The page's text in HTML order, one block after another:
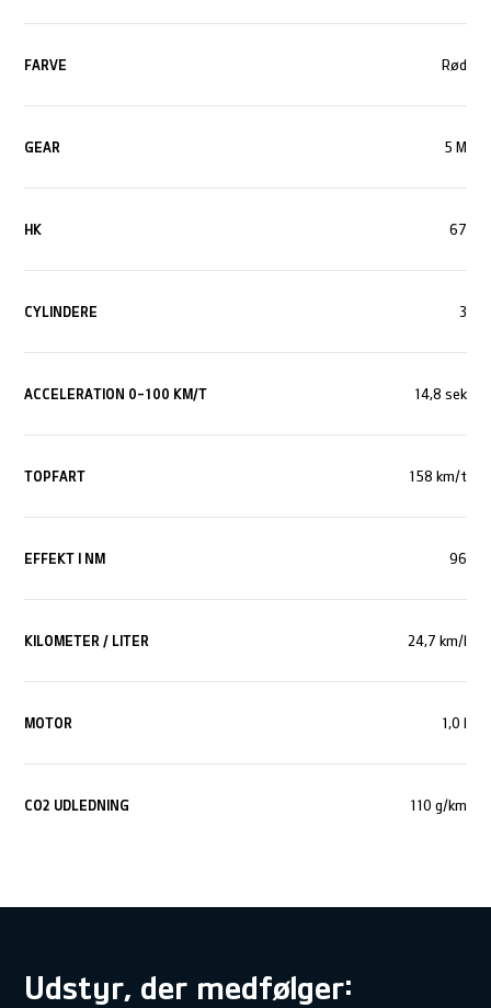
FARVE Rød
GEAR 5 M
HK 67
CYLINDERE 3
ACCELERATION 0-100 KM/T 14,8 sek
TOPFART 158 km/t
EFFEKT I NM 96
KILOMETER / LITER 24,7 km/l
MOTOR 1,0 l
CO2 UDLEDNING 110 g/km
Udstyr, der medfølger: